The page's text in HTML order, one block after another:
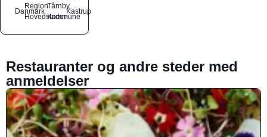
Danmark
Region
Hovedstaden
Tårnby
Kommune
Kastrup
Restauranter og andre steder med
anmeldelser